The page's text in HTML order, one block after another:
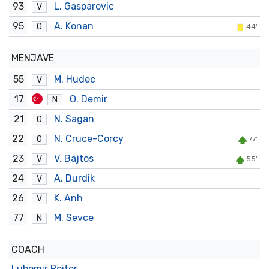
93 V
L. Gasparovic
95
O A. Konan 44'
MENJAVE
55
V
M. Hudec
17
N
O. Demir
21
O
N. Sagan
22
O N. Cruce-Corcy 77'
23 V V. Bajtos 55'
24 V
A. Durdik
26
V
K. Anh
77
N M. Sevce
COACH